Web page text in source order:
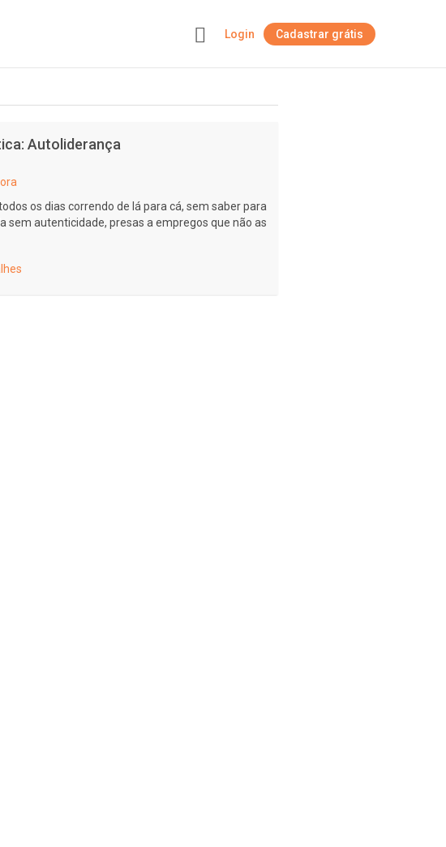
Login Cadastrar grátis
Autoliderança
os dias correndo de lá para cá, sem saber para
sem autenticidade, presas a empregos que não as